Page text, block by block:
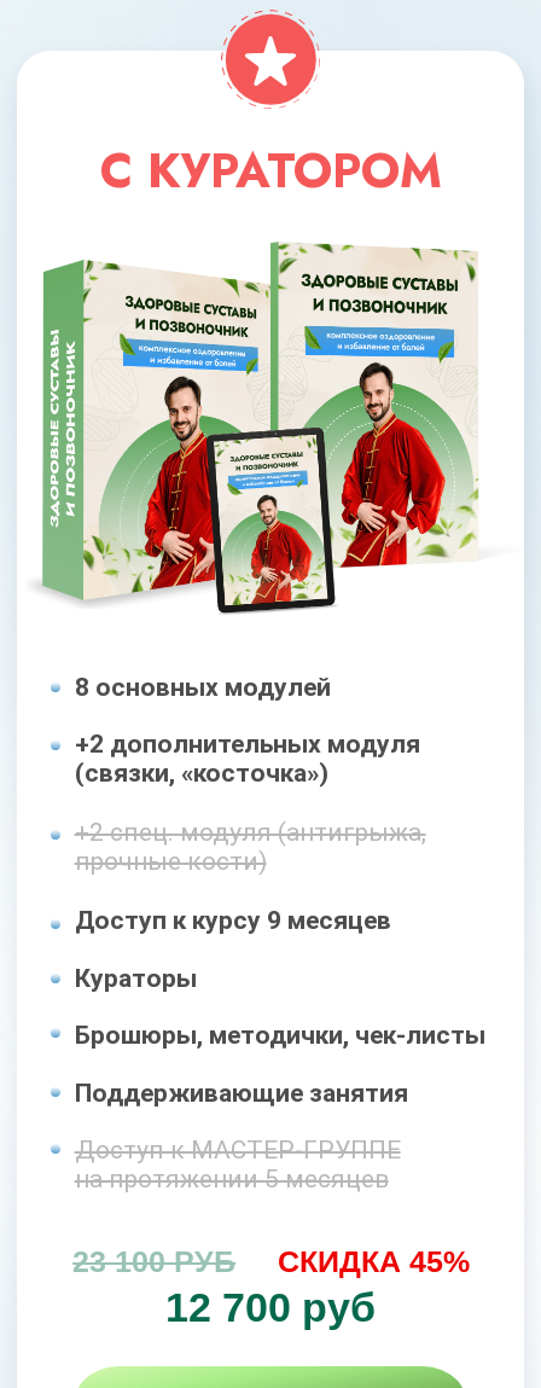
МАКСИМАЛЬНЫЙ
19 700 руб
Оформить заявку
39 400 РУБ СКИДКА 50%
8 основных модулей
+2 дополнительных модуля
(связки, «косточка»)
+2 спец. модуля (антигрыжа,
прочные кости)
Доступ к курсу 18 месяцев
Кураторы
Поддерживающие занятия
на протяжении 5 месяцев
При оформлении заявки сегодня,
стоимостью51 000 рублей,
Бонусы